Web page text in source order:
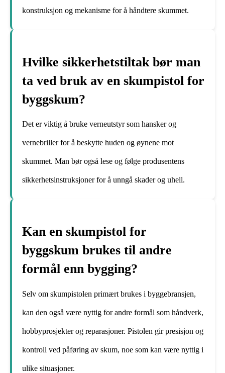
konstruksjon og mekanisme for å håndtere skummet.
Hvilke sikkerhetstiltak bør man
ta ved bruk av en skumpistol for
byggskum?
Det er viktig å bruke verneutstyr som hansker og
vernebriller for å beskytte huden og øynene mot
skummet. Man bør også lese og følge produsentens
sikkerhetsinstruksjoner for å unngå skader og uhell.
Kan en skumpistol for
byggskum brukes til andre
formål enn bygging?
Selv om skumpistolen primært brukes i byggebransjen,
kan den også være nyttig for andre formål som håndverk,
hobbyprosjekter og reparasjoner. Pistolen gir presisjon og
kontroll ved påføring av skum, noe som kan være nyttig i
ulike situasjoner.